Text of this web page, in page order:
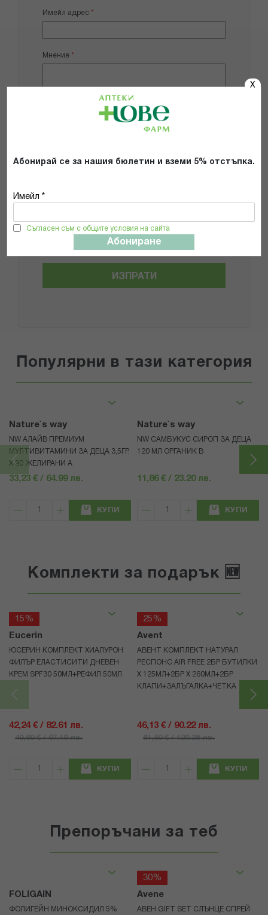
X
Абонирай се за нашия бюлетин и вземи 5% отстъпка.
Имейл *
Съгласен съм с общите условия на сайта
Абониране
Имейл адрес
Мнение
Общите условия и политиката за
поверителност *
ИЗПРАТИ
Популярни в тази категория
Nature`s way
NW АЛАЙВ ПРЕМИУМ
МУЛТИВИТАМИНИ ЗА ДЕЦА 3,5ГР.
Х 90 ЖЕЛИРАНИ A
33,23 € / 64.99 лв.
КУПИ
Nature`s way
NW САМБУКУС СИРОП ЗА ДЕЦА
120 МЛ ОРГАНИК B
11,86 € / 23.20 лв.
КУПИ
Комплекти за подарък 🆕
15%
Eucerin
ЮСЕРИН КОМПЛЕКТ ХИАЛУРОН
ФИЛЪР ЕЛАСТИСИТИ ДНЕВЕН
КРЕМ SPF30 50МЛ+РЕФИЛ 50МЛ
42,24 € / 82.61 лв.
49,69 € / 97.19 лв.
КУПИ
25%
Avent
АВЕНТ КОМПЛЕКТ НАТУРАЛ
РЕСПОНС AIR FREE 2БР БУТИЛКИ
Х 125МЛ+2БР Х 260МЛ+2БР
КЛАПИ+ЗАЛЪГАЛКА+ЧЕТКА
46,13 € / 90.22 лв.
61,50 € / 120.28 лв.
КУПИ
Препоръчани за теб
FOLIGAIN
ФОЛИГЕЙН МИНОКСИДИЛ 5%
30%
Avene
АВЕН GIFT SET СЛЪНЦЕ СПРЕЙ